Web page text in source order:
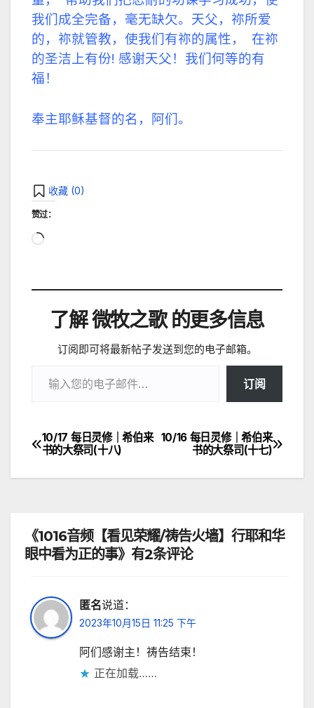
我们成全完备，毫无缺欠。天父，祢所爱
的，祢就管教，使我们有祢的属性，
在祢
的圣洁上有份! 感谢天父！我们何等的有
福！
奉主耶稣基督的名，阿们。
收藏 (0)
赞过：
正
载…
了解 微牧之歌 的更多信息
订阅即可将最新帖子发送到您的电子邮箱。
订阅
文
章
航
10/16 每日灵修｜希伯来
书的大祭司(十七)
10/17 每日灵修｜希伯来
书的大祭司(十八)
《1016音频【看见荣耀/祷告火墙】行耶和华
眼中看为正的事》有2条评论
匿名说道：
2023年10月15日 11:25 下午
阿们感谢主！祷告结束！
正在加载……